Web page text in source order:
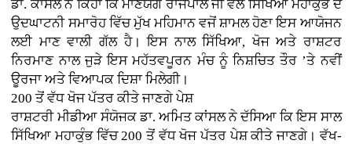
ਡਾ. ਕਾਂਸਲ ਨੇ ਕਿਹਾ ਕਿ ਮਾਣਯੋਗ ਰਾਜਪਾਲ ਜੀ ਵੱਲੋਂ ਸਿੱਖਿਆ ਮਹਾਕੁੰਭ ਦੇ
ਉਦਘਾਟਨੀ ਸਮਾਰੋਹ ਵਿੱਚ ਮੁੱਖ ਮਹਿਮਾਨ ਵਜੋਂ ਸ਼ਾਮਲ ਹੋਣਾ ਇਸ ਆਯੋਜਨ
ਲਈ ਮਾਣ ਵਾਲੀ ਗੱਲ ਹੈ। ਇਸ ਨਾਲ ਸਿੱਖਿਆ, ਖੋਜ ਅਤੇ ਰਾਸ਼ਟਰ
ਨਿਰਮਾਣ ਨਾਲ ਜੁੜੇ ਇਸ ਮਹੱਤਵਪੂਰਨ ਮੰਚ ਨੂੰ ਨਿਸ਼ਚਿਤ ਤੌਰ ’ਤੇ ਨਵੀਂ
ਊਰਜਾ ਅਤੇ ਵਿਆਪਕ ਦਿਸ਼ਾ ਮਿਲੇਗੀ।
200 ਤੋਂ ਵੱਧ ਖੋਜ ਪੱਤਰ ਕੀਤੇ ਜਾਣਗੇ ਪੇਸ਼
ਰਾਸ਼ਟਰੀ ਮੀਡੀਆ ਸੰਯੋਜਕ ਡਾ. ਅਮਿਤ ਕਾਂਸਲ ਨੇ ਦੱਸਿਆ ਕਿ ਇਸ ਸਾਲ
ਸਿੱਖਿਆ ਮਹਾਕੁੰਭ ਵਿੱਚ 200 ਤੋਂ ਵੱਧ ਖੋਜ ਪੱਤਰ ਪੇਸ਼ ਕੀਤੇ ਜਾਣਗੇ। ਵੱਖ-